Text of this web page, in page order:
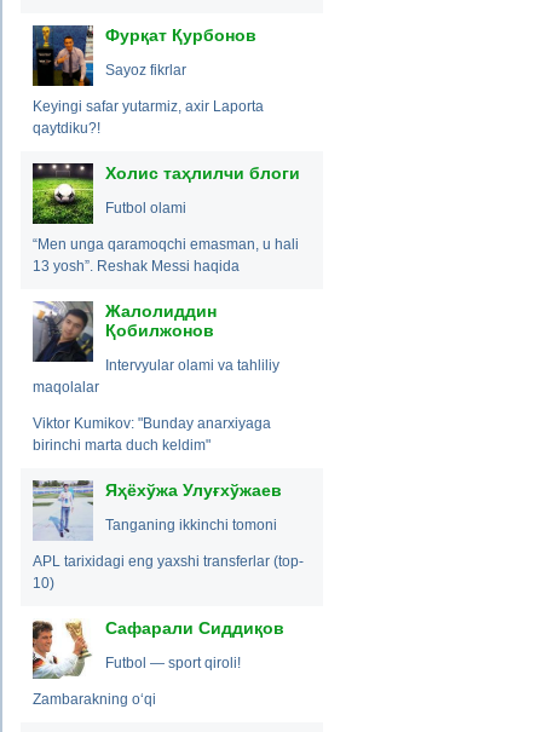
Фурқат Қурбонов
Sayoz fikrlar
Keyingi safar yutarmiz, axir Laporta
qaytdiku?!
Холис таҳлилчи блоги
Futbol olami
“Men unga qaramoqchi emasman, u hali
13 yosh”. Reshak Messi haqida
Жалолиддин
Қобилжонов
Intervyular olami va tahliliy
maqolalar
Viktor Kumikov: "Bunday anarxiyaga
birinchi marta duch keldim"
Яҳёхўжа Улуғхўжаев
Tanganing ikkinchi tomoni
APL tarixidagi eng yaxshi transferlar (top-
10)
Сафарали Сиддиқов
Futbol — sport qiroli!
Zambarakning o‘qi